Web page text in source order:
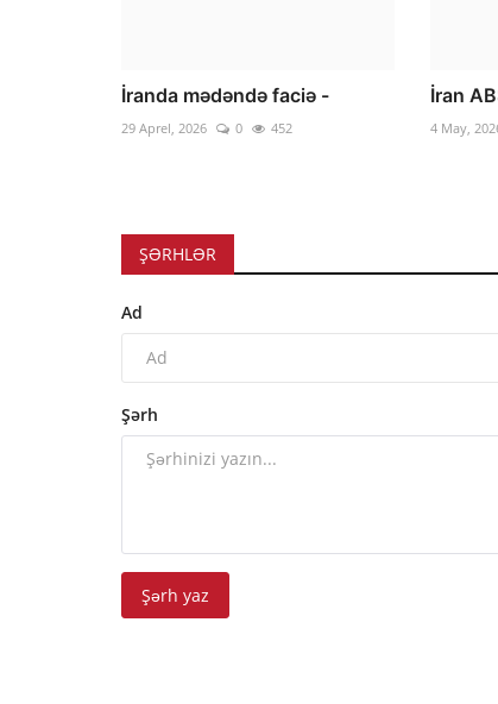
İranda mədəndə faciə -
29 Aprel, 2026 0 452
İran
4 May,
ŞƏRHLƏR
Ad
Şərh
Şərh yaz